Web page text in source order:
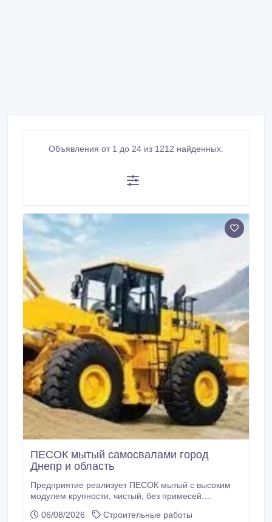
Объявления от 1 до 24 из 1212 найденных.
ПЕСОК мытый самосвалами город
Днепр и область
Предприятие реализует ПЕСОК мытый с высоким
модулем крупности, чистый, без примесей.
бетонных изделий. Доставка по городу Днепр по
06/08/2026
Строительные работы